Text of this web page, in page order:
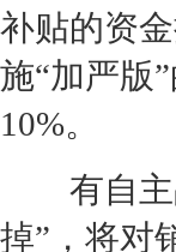
补贴的资
施“加严版
10%。
有自主
掉”，将对